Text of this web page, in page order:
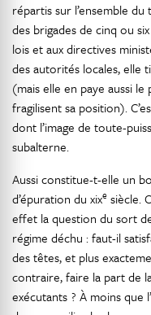
répartis sur l’ensemble
des brigades de cinq ou
lois et aux directives
des autorités locales, elle
(mais elle en paye aussi
fragilisent sa position).
dont l’image de toute-
subalterne.
Aussi constitue-t-elle un
d’épuration du xixe siècle.
effet la question du sort
régime déchu : faut-il
des têtes, et plus
contraire, faire la part de
exécutants ? À moins que